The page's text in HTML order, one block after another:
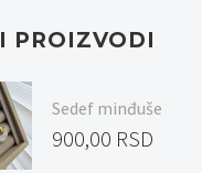
PROIZVODI
Sedef minđuše
900,00 RSD